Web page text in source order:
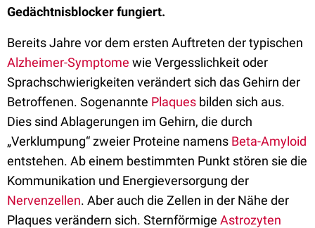
Gedächtnisblocker fungiert.
Bereits Jahre vor dem ersten Auftreten der typischen
Alzheimer-Symptome wie Vergesslichkeit oder
Sprachschwierigkeiten verändert sich das Gehirn der
Betroffenen. Sogenannte Plaques bilden sich aus.
Dies sind Ablagerungen im Gehirn, die durch
„Verklumpung“ zweier Proteine namens Beta-Amyloid
entstehen. Ab einem bestimmten Punkt stören sie die
Kommunikation und Energieversorgung der
Nervenzellen. Aber auch die Zellen in der Nähe der
Plaques verändern sich. Sternförmige Astrozyten